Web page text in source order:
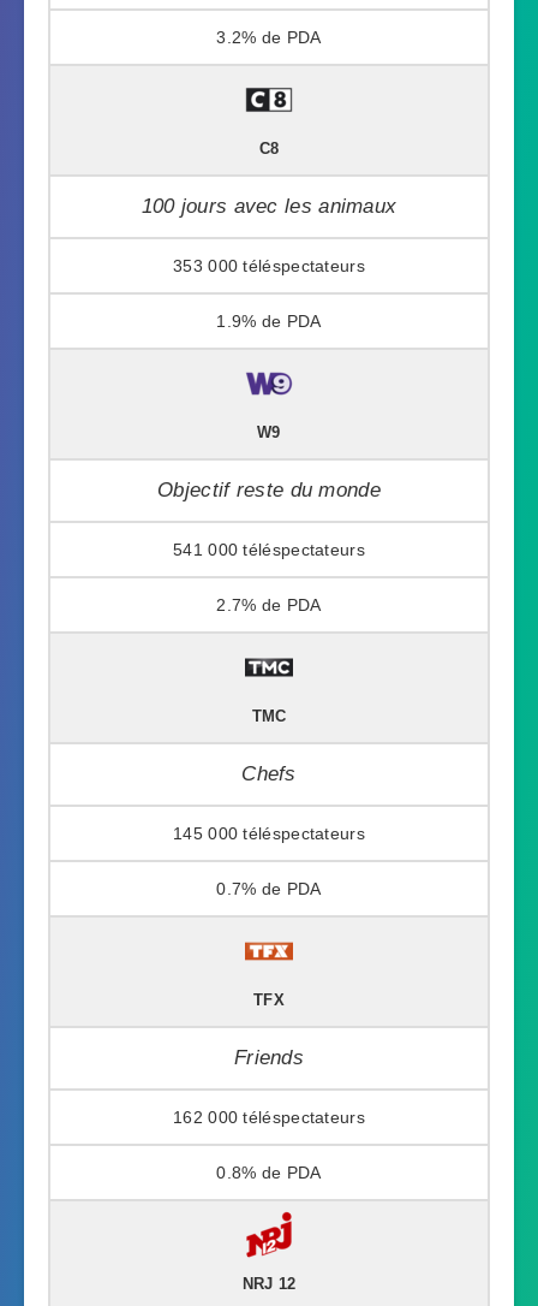
3.2%
C8
100 jours avec les animaux
353 000
1.9%
W9
Objectif reste du monde
541 000
2.7%
TMC
Chefs
145 000
0.7%
TFX
Friends
162 000
0.8%
NRJ 12